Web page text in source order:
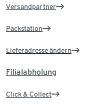
Versandpartner
Packstation
Lieferadresse ändern
Filialabholung
Click & Collect